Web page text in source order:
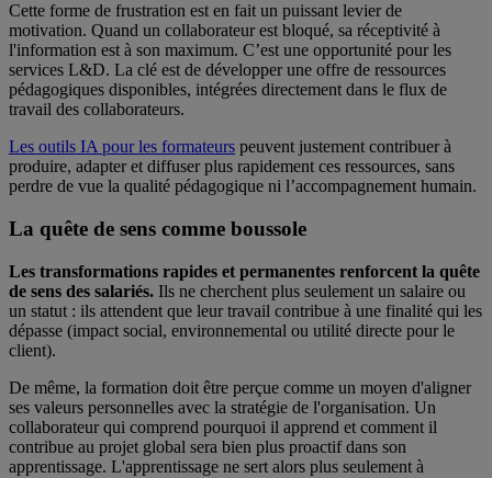
Cette forme de frustration est en fait un puissant levier de
motivation. Quand un collaborateur est bloqué, sa réceptivité à
l'information est à son maximum. C’est une opportunité pour les
services L&D. La clé est de développer une offre de ressources
pédagogiques disponibles, intégrées directement dans le flux de
travail des collaborateurs.
Les outils IA pour les formateurs peuvent justement contribuer à
produire, adapter et diffuser plus rapidement ces ressources, sans
perdre de vue la qualité pédagogique ni l’accompagnement humain.
La quête de sens comme boussole
Les transformations rapides et permanentes renforcent la quête
de sens des salariés. Ils ne cherchent plus seulement un salaire ou
un statut : ils attendent que leur travail contribue à une finalité qui les
dépasse (impact social, environnemental ou utilité directe pour le
client).
De même, la formation doit être perçue comme un moyen d'aligner
ses valeurs personnelles avec la stratégie de l'organisation. Un
collaborateur qui comprend pourquoi il apprend et comment il
contribue au projet global sera bien plus proactif dans son
apprentissage. L'apprentissage ne sert alors plus seulement à